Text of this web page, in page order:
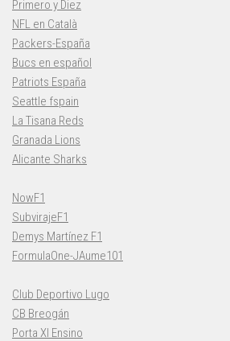
Primero y Diez
NFL en Català
Packers-España
Bucs en español
Patriots España
Seattle fspain
La Tisana Reds
Granada Lions
Alicante Sharks
NowF1
SubvirajeF1
Demys Martínez F1
FormulaOne-JAume101
Club Deportivo Lugo
CB Breogán
Porta XI Ensino